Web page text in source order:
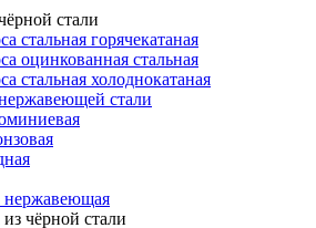
стали
стальная горячекатаная
оцинкованная стальная
стальная холоднокатаная
стали
нержавеющая
чёрной стали